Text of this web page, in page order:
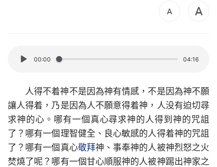
00:00 04:16
人得不着神不是因為神有情感，不是因為神不願
讓人得着，乃是因為人不願意得着神，人没有迫切尋
求神的心。哪有一個真心尋求神的人得到神的咒詛
了？哪有一個理智健全、良心敏感的人得着神的咒詛
了？哪有一個真心敬拜神、事奉神的人被神烈怒之火
焚燒了呢？哪有一個甘心順服神的人被神踢出神家之